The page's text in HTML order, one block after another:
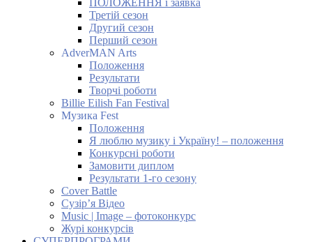
ПОЛОЖЕННЯ і заявка
Третій сезон
Другий сезон
Перший сезон
AdverMAN Arts
Положення
Результати
Творчі роботи
Billie Eilish Fan Festival
Музика Fest
Положення
Я люблю музику і Україну! – положення
Конкурсні роботи
Замовити диплом
Результати 1-го сезону
Cover Battle
Сузір’я Відео
Music | Image – фотоконкурс
Журі конкурсів